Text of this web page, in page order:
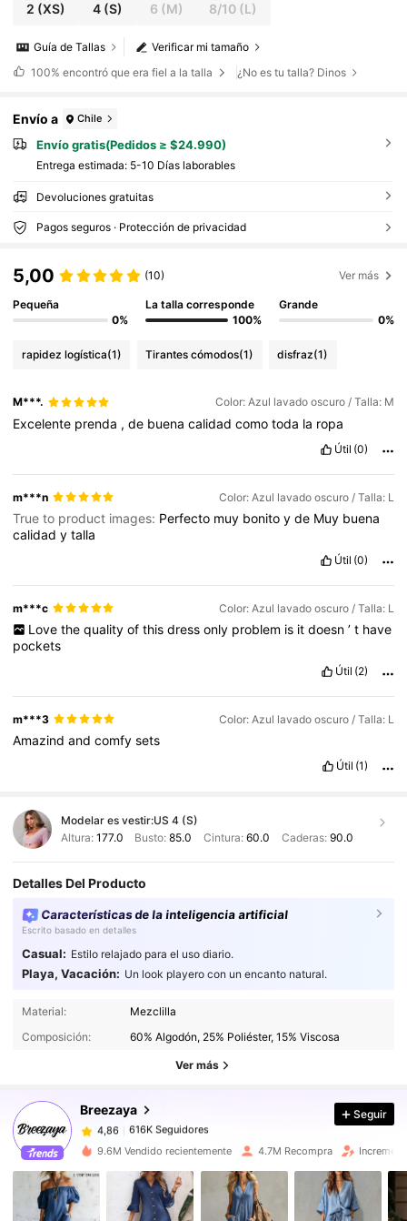
2 (XS) 4(S) 6 (M) 8/10 (L)
Verificar mi tamaño
Guía de Tallas
100% encontró que era fiel a la talla ¿No es tu talla? Dinos
Envío a Chile
Envío gratis(Pedidos ≥ $24.990)
Entrega estimada: 5-10 Días laborables
Devoluciones gratuitas
Pagos seguros · Protección de privacidad
5,00 (10) Ver más
Pequeña
0%
La talla corresponde
100%
Grande
0%
rapidez logística(1) Tirantes cómodos(1) disfraz(1)
M***. Color: Azul lavado oscuro / Talla: M
Excelente prenda ,de buenacalidadcomotoda la ropa
Útil (0)
m***n Color: Azul lavado oscuro / Talla: L
True to product images: Perfecto muy bonitoyde Muy buena
calidadytalla
Útil (0)
m***c Color: Azul lavado oscuro / Talla: L
Love the quality of this dress only problem is it doesn ’ t have
pockets
Útil (2)
m***3 Color: Azul lavado oscuro / Talla: L
Amazindandcomfysets
Útil (1)
Modelar es vestir:US 4 (S)
Altura: 177.0 Busto:85.0 Cintura: 60.0 Caderas: 90.0
Detalles Del Producto
Características de la inteligencia artificial
Escrito basado en detalles
Casual: Estilo relajado para el uso diario.
Playa, Vacación: Un look playero con un encanto natural.
Material:
Mezclilla
Composición:
60% Algodón, 25% Poliéster, 15% Viscosa
Ver más
Breezaya
616K Seguidores
616K Seguidores
4,86
616K Seguidores
m***hpagóHace 1 día
4,86 616K Seguidores
Seguir
9.6M Vendido recientemente 4.7M Recompra